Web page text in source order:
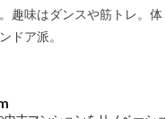
趣味はダンスや筋トレ。体
ドア派。